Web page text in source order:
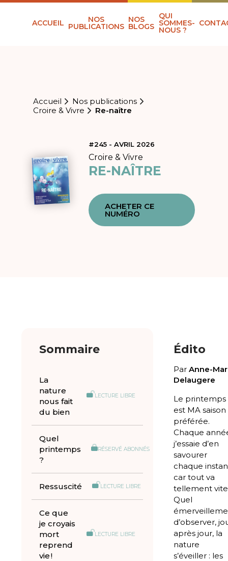
ACCUEIL NOS
PUBLICATIONS
NOS
BLOGS
QUI
SOMMES-
NOUS ?
Accueil
Nos publications
Croire & Vivre
Re-naître
#245 - AVRIL 2026
Croire & Vivre
RE-NAÎTRE
ACHETER CE
NUMÉRO
Sommaire
La
nature
nous fait
du bien
LECTURE LIBRE
Quel
printemps
?
RÉSERVÉ ABONNÉS
Ressuscité LECTURE LIBRE
Ce que
je croyais
mort
reprend
vie !
LECTURE LIBRE
Édito
Par Anne-
Delaugere
Le printemps
est MA saison
préférée.
Chaque
j’essaie d’en
savourer
chaque
car tout va
tellement
Quel
d’observer,
après jour, la
nature
s’éveiller : les